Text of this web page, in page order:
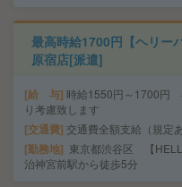
最高時給1700円【ヘリー
原宿店[派遣]
給 与 時給1550円～1700円
り考慮致します
交通費 交通費全額支給（規定あ
勤務地
東京都渋谷区 【
治神宮前駅から徒歩5分